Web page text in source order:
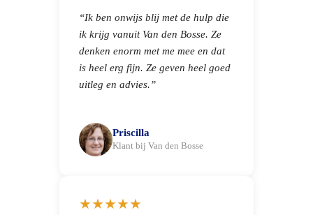
“Ik ben onwijs blij met de hulp die
ik krijg vanuit Van den Bosse. Ze
denken enorm met me mee en dat
is heel erg fijn. Ze geven heel goed
uitleg en advies.”
Priscilla
Klant bij Van den Bosse
★★★★★